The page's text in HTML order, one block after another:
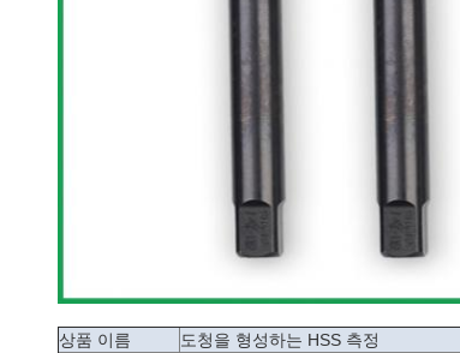
상품 이름
도청을 형성하는 HSS 측정